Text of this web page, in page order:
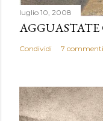
luglio 10, 2008
Condividi 7 commenti